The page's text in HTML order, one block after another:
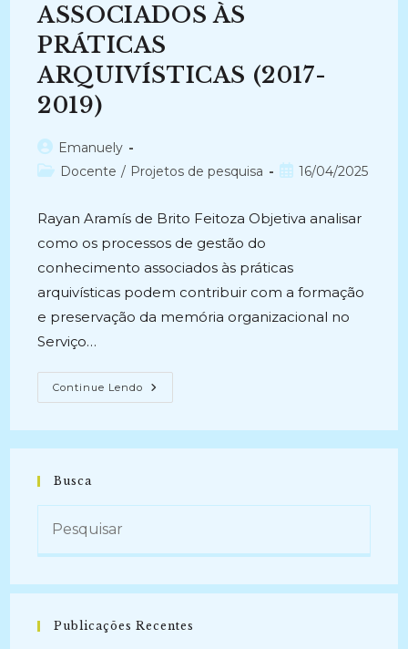
ASSOCIADOS ÀS
PRÁTICAS
ARQUIVÍSTICAS (2017-
2019)
Autor
do
Emanuely
Categoria
Docente / Projetos de pesquisa
Post16/04/2025
Rayan Aramís de Brito Feitoza Objetiva analisar
como os processos de gestão do
conhecimento associados às práticas
arquivísticas podem contribuir com a formação
e preservação da memória organizacional no
Serviço…
Continue Lendo MEMÓRIA
ORGANIZACIONAL
PROCESSOS
CONHECIMENTO
ARQUIVÍSTICAS
Busca
Publicações Recentes